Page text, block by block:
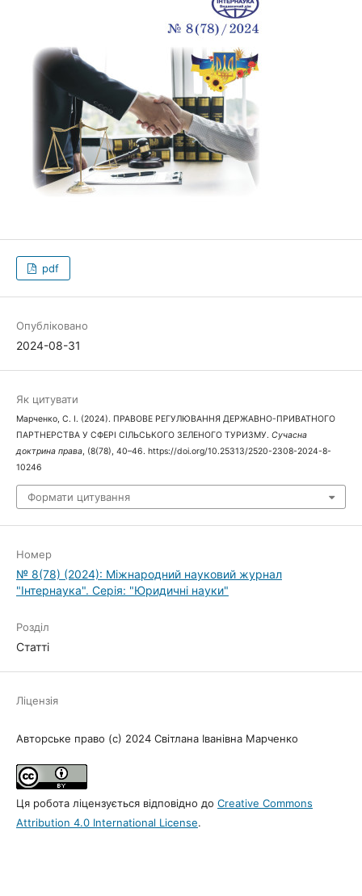
pdf
Опубліковано
2024-08-31
Як цитувати
Марченко, С. І. (2024). ПРАВОВЕ РЕГУЛЮВАННЯ ДЕРЖАВНО-ПРИВАТНОГО
ПАРТНЕРСТВА У СФЕРІ СІЛЬСЬКОГО ЗЕЛЕНОГО ТУРИЗМУ. Сучасна
доктрина права, (8(78), 40–46. https://doi.org/10.25313/2520-2308-2024-8-
10246
Формати цитування
Номер
№ 8(78) (2024): Міжнародний науковий журнал
"Інтернаука". Серія: "Юридичні науки"
Розділ
Статті
Ліцензія
Авторське право (c) 2024 Світлана Іванівна Марченко
Ця робота ліцензується відповідно до Creative Commons
Attribution 4.0 International License.